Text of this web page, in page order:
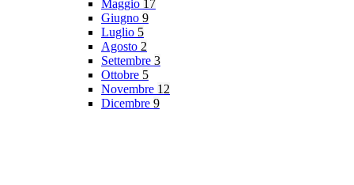
Maggio 17
Giugno 9
Luglio 5
Agosto 2
Settembre 3
Ottobre 5
Novembre 12
Dicembre 9